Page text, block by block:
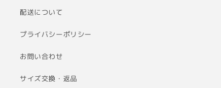
配送について
プライバシーポリシー
お問い合わせ
サイズ交換・返品